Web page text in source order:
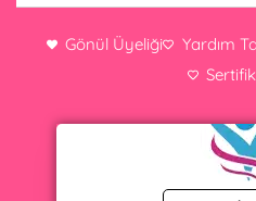
Gönül Üyeliği Yardım